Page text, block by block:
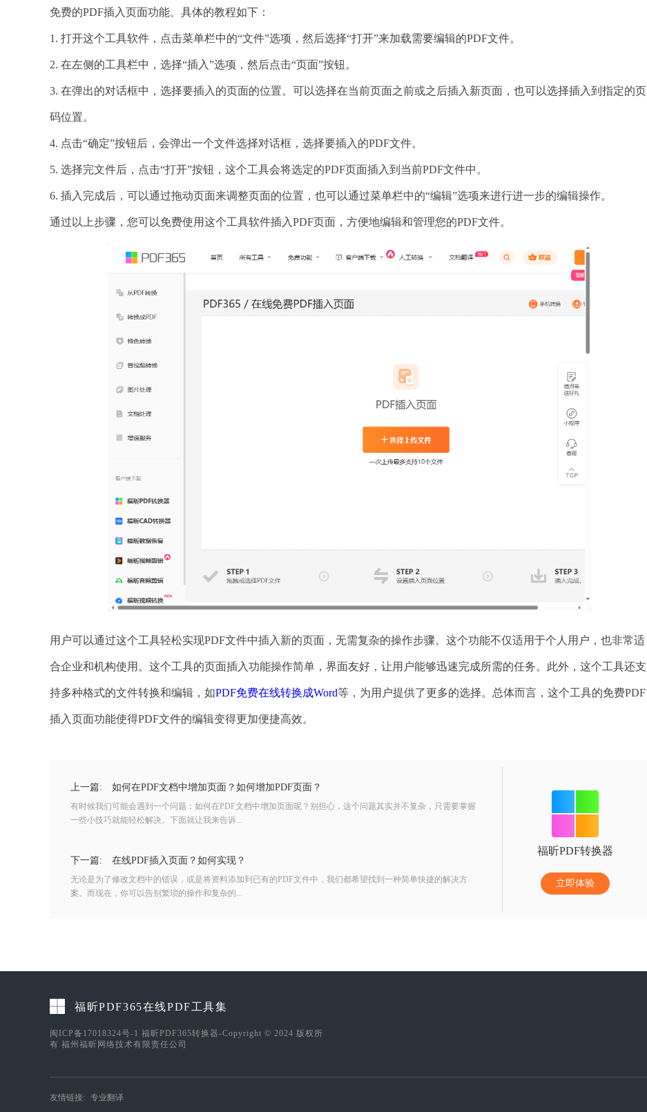
免费的PDF插入页面功能。具体的教程如下：
1. 打开这个工具软件，点击菜单栏中的“文件”选项，然后选择“打开”来加载需要编辑的PDF文件。
2. 在左侧的工具栏中，选择“插入”选项，然后点击“页面”按钮。
3. 在弹出的对话框中，选择要插入的页面的位置。可以选择在当前页面之前或之后插入新页面，也可以选择插入到指定的页
码位置。
4. 点击“确定”按钮后，会弹出一个文件选择对话框，选择要插入的PDF文件。
5. 选择完文件后，点击“打开”按钮，这个工具会将选定的PDF页面插入到当前PDF文件中。
6. 插入完成后，可以通过拖动页面来调整页面的位置，也可以通过菜单栏中的“编辑”选项来进行进一步的编辑操作。
通过以上步骤，您可以免费使用这个工具软件插入PDF页面，方便地编辑和管理您的PDF文件。
用户可以通过这个工具轻松实现PDF文件中插入新的页面，无需复杂的操作步骤。这个功能不仅适用于个人用户，也非常适
合企业和机构使用。这个工具的页面插入功能操作简单，界面友好，让用户能够迅速完成所需的任务。此外，这个工具还支
持多种格式的文件转换和编辑，如PDF免费在线转换成Word等，为用户提供了更多的选择。总体而言，这个工具的免费PDF
插入页面功能使得PDF文件的编辑变得更加便捷高效。
上一篇: 如何在PDF文档中增加页面？如何增加PDF页面？
有时候我们可能会遇到一个问题：如何在PDF文档中增加页面呢？别担心，这个问题其实并不复杂，只需要掌握
一些小技巧就能轻松解决。下面就让我来告诉...
下一篇: 在线PDF插入页面？如何实现？
无论是为了修改文档中的错误，或是将资料添加到已有的PDF文件中，我们都希望找到一种简单快捷的解决方
案。而现在，你可以告别繁琐的操作和复杂的...
福昕PDF转换器
立即体验
福昕PDF365在线PDF工具集
闽ICP备17018324号-1 福昕PDF365转换器-Copyright © 2024 版权所
有 福州福昕网络技术有限责任公司
友情链接: 专业翻译